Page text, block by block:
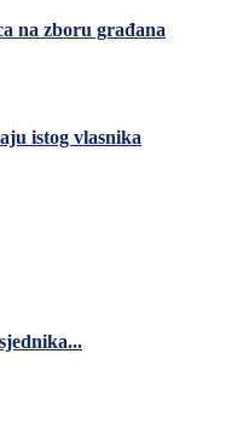
na zboru građana
istog vlasnika